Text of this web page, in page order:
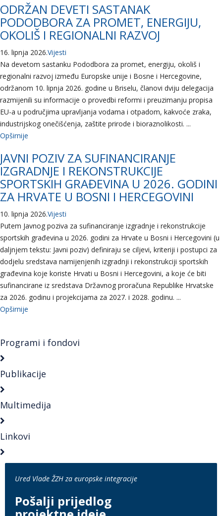
ODRŽAN DEVETI SASTANAK
PODODBORA ZA PROMET, ENERGIJU,
OKOLIŠ I REGIONALNI RAZVOJ
16. lipnja 2026.Vijesti
Na devetom sastanku Pododbora za promet, energiju, okoliš i
regionalni razvoj između Europske unije i Bosne i Hercegovine,
održanom 10. lipnja 2026. godine u Briselu, članovi dviju delegacija
razmijenili su informacije o provedbi reformi i preuzimanju propisa
EU-a u područjima upravljanja vodama i otpadom, kakvoće zraka,
industrijskog onečišćenja, zaštite prirode i bioraznolikosti. ...
Opširnije
JAVNI POZIV ZA SUFINANCIRANJE
IZGRADNJE I REKONSTRUKCIJE
SPORTSKIH GRAĐEVINA U 2026. GODINI
ZA HRVATE U BOSNI I HERCEGOVINI
10. lipnja 2026.Vijesti
Putem Javnog poziva za sufinanciranje izgradnje i rekonstrukcije
sportskih građevina u 2026. godini za Hrvate u Bosni i Hercegovini (u
daljnjem tekstu: Javni poziv) definiraju se ciljevi, kriteriji i postupci za
dodjelu sredstava namijenjenih izgradnji i rekonstrukciji sportskih
građevina koje koriste Hrvati u Bosni i Hercegovini, a koje će biti
sufinancirane iz sredstava Državnog proračuna Republike Hrvatske
za 2026. godinu i projekcijama za 2027. i 2028. godinu. ...
Opširnije
Programi i fondovi
Publikacije
Multimedija
Linkovi
Ured Vlade ŽZH za europske integracije
Pošalji prijedlog